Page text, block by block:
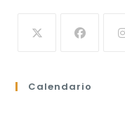
Calendario